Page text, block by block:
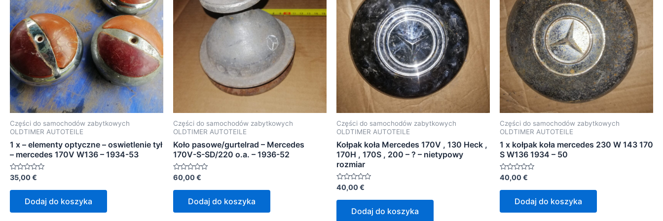
Części do samochodów zabytkowych
OLDTIMER AUTOTEILE
1 x – elementy optyczne – oswietlenie tył
– mercedes 170V W136 – 1934-53
Oceniono
0
na
35,00€
Dodaj do koszyka
Części do samochodów zabytkowych
OLDTIMER AUTOTEILE
Koło pasowe/gurtelrad – Mercedes
170V-S-SD/220 o.a. – 1936-52
Oceniono
na
60,00€
Dodaj do koszyka
Części do samochodów zabytkowych
OLDTIMER AUTOTEILE
Kołpak koła Mercedes 170V , 130 Heck ,
170H , 170S , 200 – ? – nietypowy
rozmiar
Oceniono
na
40,00€
Dodaj do koszyka
Części do samochodów zabytkowych
OLDTIMER AUTOTEILE
1 x kołpak koła mercedes 230 W 143 170
S W136 1934 – 50
Oceniono
na
40,00€
Dodaj do koszyka